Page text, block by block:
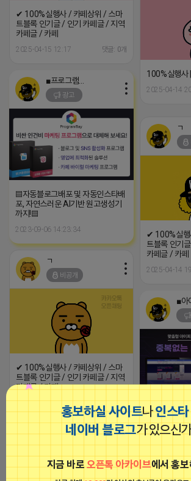
홍보하실 사이트나인스타
네이버 블로그가 있으신
지금 바로오픈톡 아카이브에서 홍
✔ 100%실행사 / 카페상위 / 스마
트블록 인기글 / 인기 카페글 / 지역
카페글 / 카페
2025-04-15 12:17 댓글: 0개
100%실행사
2025-04-14
광고
▤자동블로그배포 및 자동인스타배
포, 자연스러운 AI기반 원고생성기
까지!▤
2023-09-06 14:23:34
ㄱ
✔ 100%실행
트블록 인기
카페글 / 카페
2025-04-14
ㄱ
비공개
✔ 100%실행사 / 카페상위 / 스마
트블록 인기글 / 인기 카페글 / 지역
카페글 / 카페
2025-04-14 15:51 댓글: 0개
[아이피몬스
용 KT아이피
비공개
ㄱ